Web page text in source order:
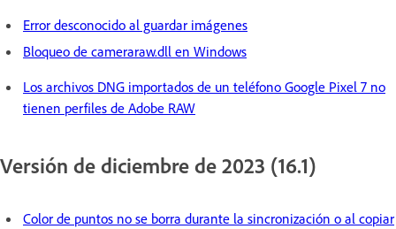
Error desconocido al guardar imágenes
Bloqueo de cameraraw.dll en Windows
Los archivos DNG importados de un teléfono Google Pixel 7 no
tienen perfiles de Adobe RAW
Versión de diciembre de 2023 (16.1)
Color de puntos no se borra durante la sincronización o al copiar